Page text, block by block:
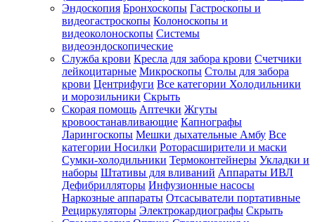
Эндоскопия Бронхоскопы Гастроскопы и
видеогастроскопы Колоноскопы и
видеоколоноскопы Системы
видеоэндоскопические
Служба крови Кресла для забора крови Счетчики
лейкоцитарные Микроскопы Столы для забора
крови Центрифуги Все категории Холодильники
и морозильники Скрыть
Скорая помощь Аптечки Жгуты
кровоостанавливающие Капнографы
Ларингоскопы Мешки дыхательные Амбу Все
категории Носилки Роторасширители и маски
Сумки-холодильники Термоконтейнеры Укладки и
наборы Штативы для вливаний Аппараты ИВЛ
Дефибрилляторы Инфузионные насосы
Наркозные аппараты Отсасыватели портативные
Рециркуляторы Электрокардиографы Скрыть